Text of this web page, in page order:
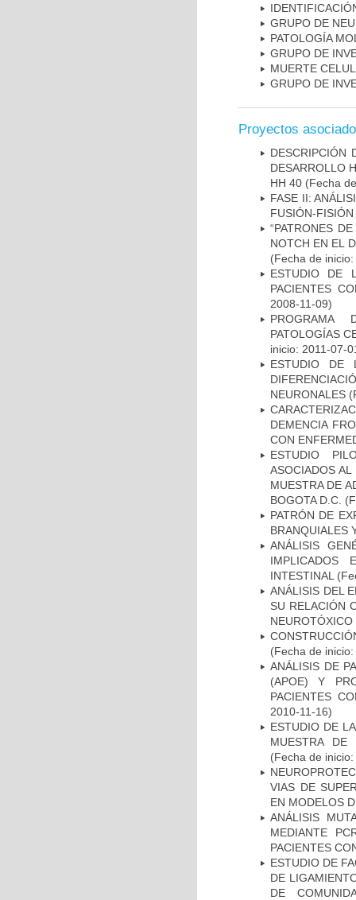
GRUPO DE
PATOLOGÍA
GRUPO DE
MUERTE
GRUPO DE
Proyectos
DESCRIPCIÓN
DESARROLLO
HH 40 (Fecha
FASE II:
FUSIÓN-
“PATRONES
NOTCH EN EL
(Fecha de
ESTUDIO DE
PACIENTES
2008-11-09)
PROGRAMA
PATOLOGÍAS
inicio: 2011-07-
ESTUDIO DE
NEURONALES
DEMENCIA
CON
ESTUDIO
ASOCIADOS
MUESTRA DE
BOGOTA D.C.
PATRÓN DE
BRANQUIALES
ANÁLISIS
IMPLICADOS
INTESTINAL
ANÁLISIS DEL
SU RELACIÓN
NEUROTÓXICO
(Fecha de
ANÁLISIS DE
(APOE) Y
PACIENTES
2010-11-16)
ESTUDIO DE
MUESTRA DE
(Fecha de
VIAS DE
EN MODELOS
ANÁLISIS
MEDIANTE
PACIENTES
ESTUDIO DE
DE
DE